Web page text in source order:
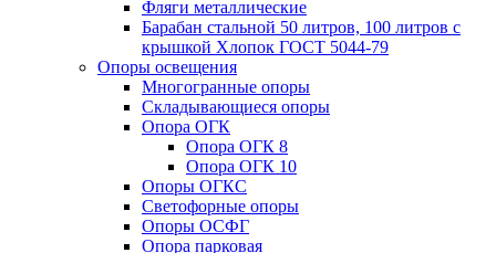
Фляги металлические
Барабан стальной 50 литров, 100 литров с
крышкой Хлопок ГОСТ 5044-79
Опоры освещения
Многогранные опоры
Складывающиеся опоры
Опора ОГК
Опора ОГК 8
Опора ОГК 10
Опоры ОГКС
Светофорные опоры
Опоры ОСФГ
Опора парковая